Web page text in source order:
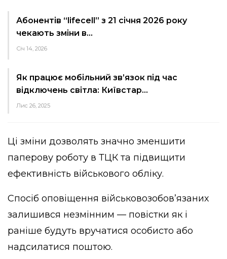
Абонентів “lifecell” з 21 січня 2026 року
чекають зміни в…
Січ 14, 2026
Як працює мобільний зв’язок під час
відключень світла: Київстар…
Лис 26, 2025
Ці зміни дозволять значно зменшити
паперову роботу в ТЦК та підвищити
ефективність військового обліку.
Спосіб оповіщення військовозобов’язаних
залишився незмінним — повістки як і
раніше будуть вручатися особисто або
надсилатися поштою.